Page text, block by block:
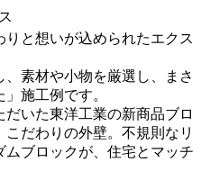
と想いが込められたエクス
素材や小物を厳選し、まさ
施工例です。
いた東洋工業の新商品ブロ
だわりの外壁。不規則なリ
ブロックが、住宅とマッチ